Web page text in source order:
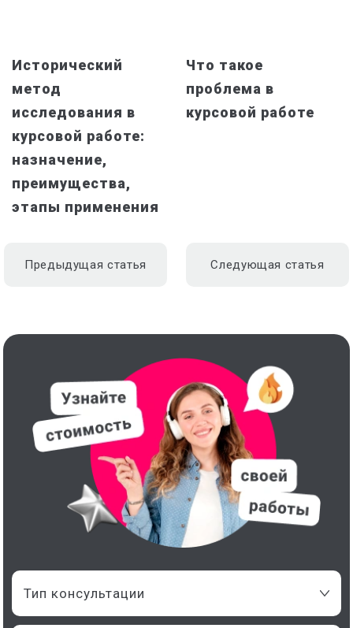
Исторический
метод
исследования в
курсовой работе:
назначение,
преимущества,
этапы применения
Предыдущая статья
Что такое
проблема в
курсовой работе
Следующая статья
Тип консультации